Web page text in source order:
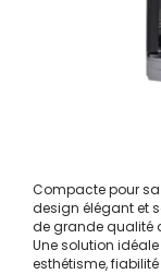
Compacte pour sa
design élégant et
de grande qualité
Une solution
esthétisme,